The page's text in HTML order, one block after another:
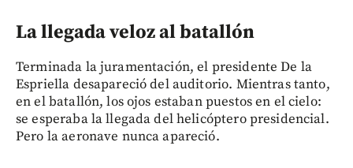
La llegada veloz al batallón
Terminada la juramentación, el presidente De la
Espriella desapareció del auditorio. Mientras tanto,
en el batallón, los ojos estaban puestos en el cielo:
se esperaba la llegada del helicóptero presidencial.
Pero la aeronave nunca apareció.